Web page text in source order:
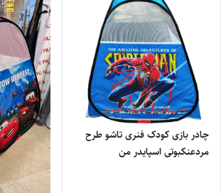
چادر بازی کودک فنری تاشو طرح
مردعنکبوتی اسپایدر من